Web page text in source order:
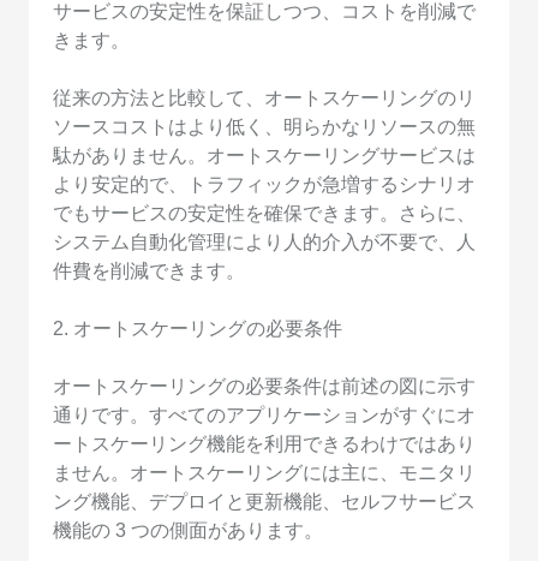
サービスの安定性を保証しつつ、コストを削減で
きます。
従来の方法と比較して、オートスケーリングのリ
ソースコストはより低く、明らかなリソースの無
駄がありません。オートスケーリングサービスは
より安定的で、トラフィックが急増するシナリオ
でもサービスの安定性を確保できます。さらに、
システム自動化管理により人的介入が不要で、人
件費を削減できます。
2. オートスケーリングの必要条件
オートスケーリングの必要条件は前述の図に示す
通りです。すべてのアプリケーションがすぐにオ
ートスケーリング機能を利用できるわけではあり
ません。オートスケーリングには主に、モニタリ
ング機能、デプロイと更新機能、セルフサービス
機能の 3 つの側面があります。